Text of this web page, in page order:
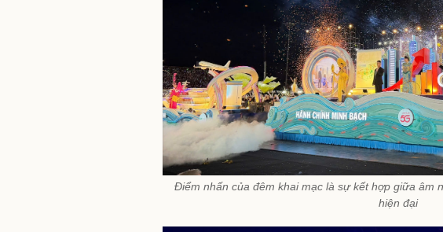
Điểm nhấn của đêm khai mạc là sự kết hợp giữa âm
hiện đại